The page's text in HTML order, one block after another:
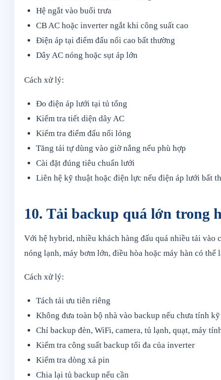
Hệ ngắt vào buổi trưa
CB AC hoặc inverter ngắt khi công suất cao
Điện áp tại điểm đấu nối cao bất thường
Dây AC nóng hoặc sụt áp lớn
Cách xử lý:
Đo điện áp lưới tại tủ tổng
Kiểm tra tiết diện dây AC
Kiểm tra điểm đấu nối lỏng
Tăng tải tự dùng vào giờ nắng nếu phù hợp
Cài đặt đúng tiêu chuẩn lưới
Liên hệ kỹ thuật hoặc điện lực nếu điện áp lưới bất
10. Tải backup quá lớn trong
Với hệ hybrid, nhiều khách hàng đấu quá nhiều tải
nóng lạnh, máy bơm lớn, điều hòa hoặc máy hàn có thể
Cách xử lý:
Tách tải ưu tiên riêng
Không đưa toàn bộ nhà vào backup nếu chưa tính kỹ
Chỉ backup đèn, WiFi, camera, tủ lạnh, quạt, máy
Kiểm tra công suất backup tối đa của inverter
Kiểm tra dòng xả pin
Chia lại tủ backup nếu cần